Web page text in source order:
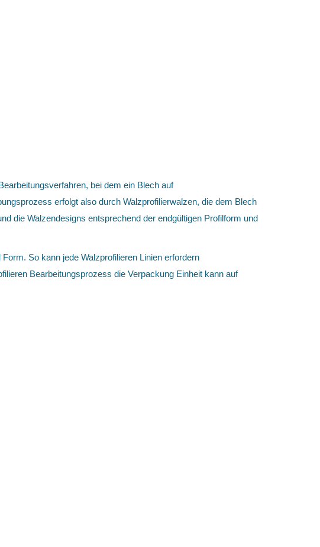
bei dem ein Blech auf
erfolgt also durch Walzprofilierwalzen, die dem Blech
die Walzendesigns entsprechend der endgültigen Profilform und
So kann jede Walzprofilieren Linien erfordern
Bearbeitungsprozess die Verpackung Einheit kann auf